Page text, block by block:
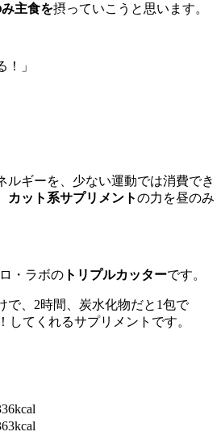
主食を摂っていこうと思います。
！」
ルギーを、少ない運動では消費でき
カット系サプリメントの力を昼のみ
・ラボの トリプルカッターです。
で、2時間、炭水化物だと1包で
してくれるサプリメントです。